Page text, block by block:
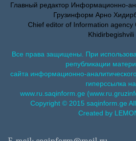
Главный редактор Информационно-
Грузинформ Арно
Chief editor of Information agency
Khidirbegishvili
Все права защищены. При
републикации
сайта информационно-
гиперссылка на
www.ru.saqinform.ge
Copyright © 2015 saqinform.ge
Created by